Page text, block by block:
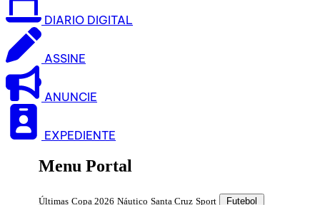
DIARIO DIGITAL
ASSINE
ANUNCIE
EXPEDIENTE
Menu Portal
Últimas Copa 2026 Náutico Santa Cruz Sport Futebol